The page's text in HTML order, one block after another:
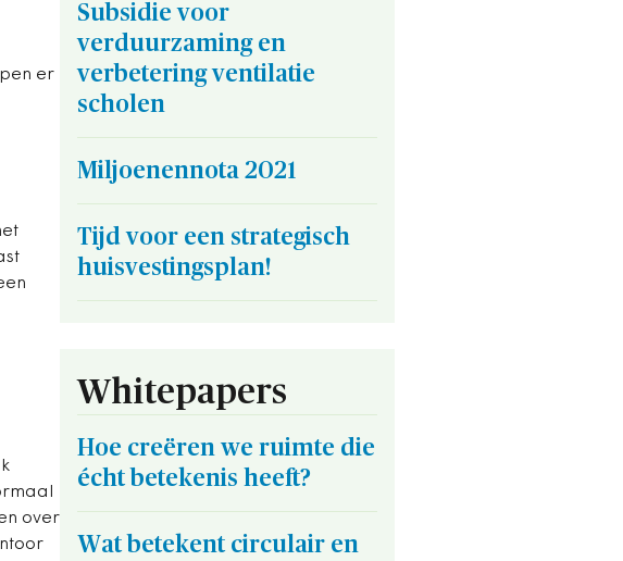
er
over
Subsidie voor
verduurzaming en
verbetering ventilatie
scholen
Miljoenennota 2021
Tijd voor een strategisch
huisvestingsplan!
Whitepapers
Hoe creëren we ruimte die
écht betekenis heeft?
Wat betekent circulair en